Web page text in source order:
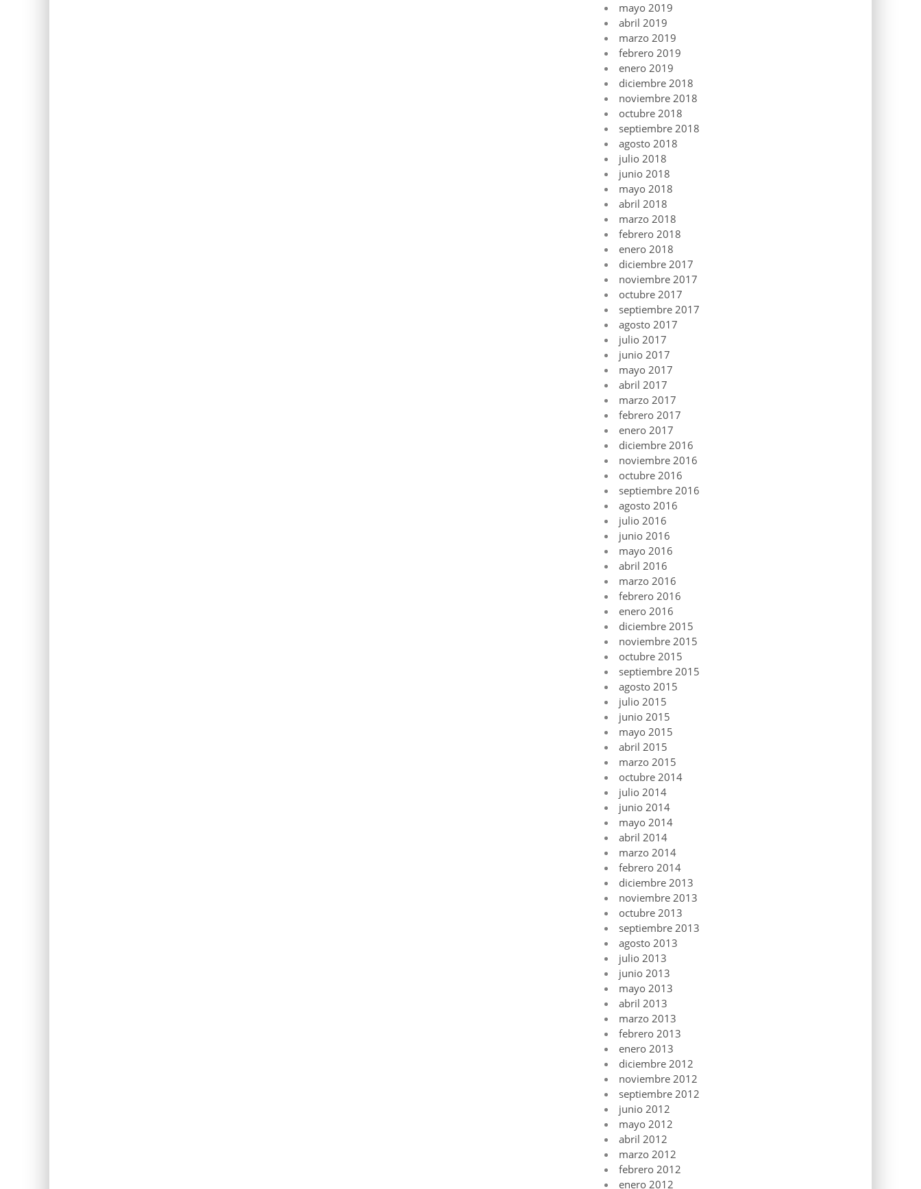
mayo 2019
abril 2019
marzo 2019
febrero 2019
enero 2019
diciembre 2018
noviembre 2018
octubre 2018
septiembre 2018
agosto 2018
julio 2018
junio 2018
mayo 2018
abril 2018
marzo 2018
febrero 2018
enero 2018
diciembre 2017
noviembre 2017
octubre 2017
septiembre 2017
agosto 2017
julio 2017
junio 2017
mayo 2017
abril 2017
marzo 2017
febrero 2017
enero 2017
diciembre 2016
noviembre 2016
octubre 2016
septiembre 2016
agosto 2016
julio 2016
junio 2016
mayo 2016
abril 2016
marzo 2016
febrero 2016
enero 2016
diciembre 2015
noviembre 2015
octubre 2015
septiembre 2015
agosto 2015
julio 2015
junio 2015
mayo 2015
abril 2015
marzo 2015
octubre 2014
julio 2014
junio 2014
mayo 2014
abril 2014
marzo 2014
febrero 2014
diciembre 2013
noviembre 2013
octubre 2013
septiembre 2013
agosto 2013
julio 2013
junio 2013
mayo 2013
abril 2013
marzo 2013
febrero 2013
enero 2013
diciembre 2012
noviembre 2012
septiembre 2012
junio 2012
mayo 2012
abril 2012
marzo 2012
febrero 2012
enero 2012